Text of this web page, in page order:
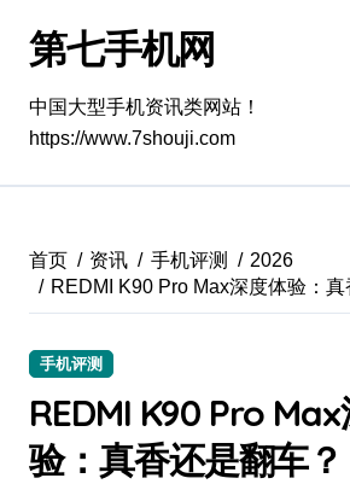
第七手机网
中国大型手机资讯类网站！
https://www.7shouji.com
首页 资讯 手机评测
2026
REDMI K90 Pro Max深度体验：真
手机评测
REDMI K90 Pro
验：真香还是翻车？